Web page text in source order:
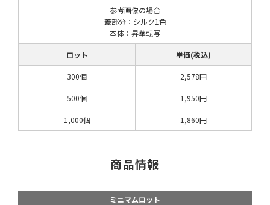
参考画像の場合
蓋部分：シルク1色
本体：昇華転写
ロット 単価(税込)
300個 2,578円
500個 1,950円
1,000個 1,860円
商品情報
ミニマムロット